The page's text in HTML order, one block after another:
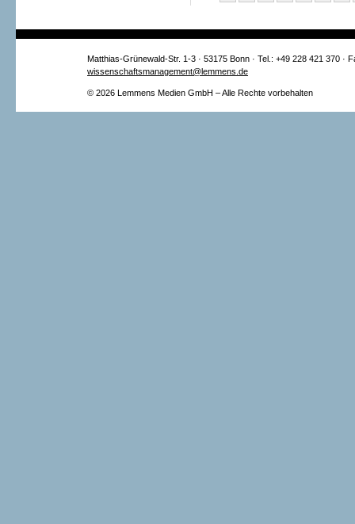
Matthias-Grünewald-Str. 1-3 · 53175 Bonn · Tel.: +49 228 421 370 ·
wissenschaftsmanagement@lemmens.de
© 2026 Lemmens Medien GmbH – Alle Rechte vorbehalten